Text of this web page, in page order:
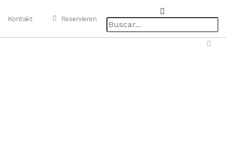
Kontakt Reservieren